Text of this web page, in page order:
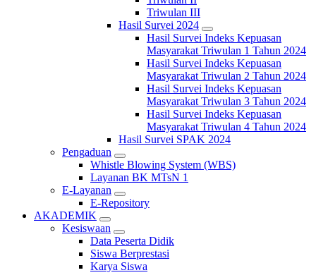
Triwulan III
Hasil Survei 2024
Hasil Survei Indeks Kepuasan
Masyarakat Triwulan 1 Tahun 2024
Hasil Survei Indeks Kepuasan
Masyarakat Triwulan 2 Tahun 2024
Hasil Survei Indeks Kepuasan
Masyarakat Triwulan 3 Tahun 2024
Hasil Survei Indeks Kepuasan
Masyarakat Triwulan 4 Tahun 2024
Hasil Survei SPAK 2024
Pengaduan
Whistle Blowing System (WBS)
Layanan BK MTsN 1
E-Layanan
E-Repository
AKADEMIK
Kesiswaan
Data Peserta Didik
Siswa Berprestasi
Karya Siswa